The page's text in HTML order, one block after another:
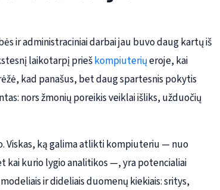
ir administraciniai darbai jau buvo daug kartų iš
laikotarpį prieškompiuteriųeroje, kai
kad panašus, bet daug spartesnis pokytis
nors žmonių poreikis veiklai išliks, užduočių
Viskas, ką galima atlikti kompiuteriu — nuo
kai kurio lygio analitikos —, yra potencialiai
ir dideliais duomenų kiekiais: sritys,